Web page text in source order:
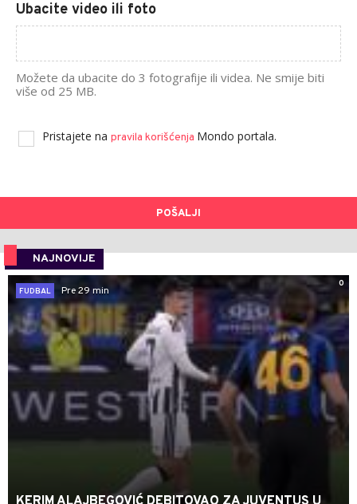
Ubacite video ili foto
Možete da ubacite do 3 fotografije ili videa. Ne smije biti
više od 25 MB.
Pristajete na pravila korišćenja Mondo portala.
POŠALJI
NAJNOVIJE
0
FUDBAL
Pre 29 min